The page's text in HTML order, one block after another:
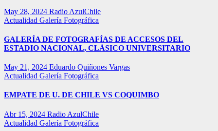
May 28, 2024 Radio AzulChile
Actualidad Galería Fotográfica
GALERÍA DE FOTOGRAFÍAS DE ACCESOS DEL
ESTADIO NACIONAL, CLÁSICO UNIVERSITARIO
May 21, 2024 Eduardo Quiñones Vargas
Actualidad Galería Fotográfica
EMPATE DE U. DE CHILE VS COQUIMBO
Abr 15, 2024 Radio AzulChile
Actualidad Galería Fotográfica